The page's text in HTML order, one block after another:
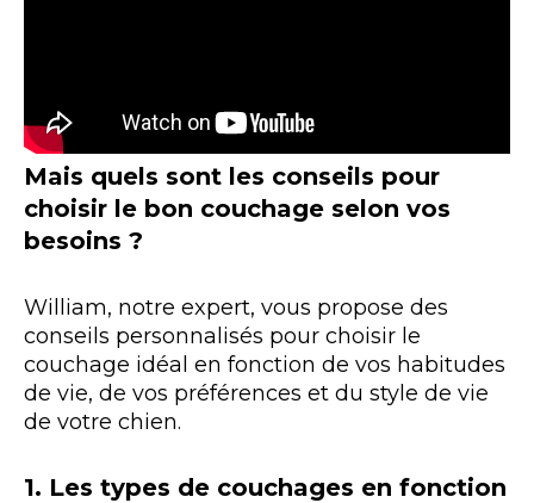
Mais quels sont les conseils pour
choisir le bon couchage selon vos
besoins ?
William, notre expert, vous propose des
conseils personnalisés pour choisir le
couchage idéal en fonction de vos habitudes
de vie, de vos préférences et du style de vie
de votre chien.
1. Les types de couchages en fonction